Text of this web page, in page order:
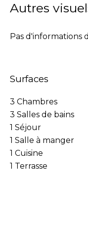
Autres
Pas d'informations
Surfaces
3 Chambres
3 Salles de bains
1 Séjour
1 Salle à manger
1 Cuisine
1 Terrasse